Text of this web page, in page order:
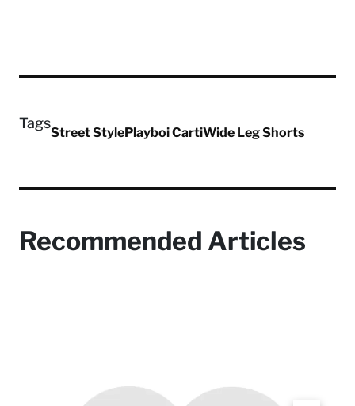
Tags
Street StylePlayboi CartiWide Leg Shorts
Recommended Articles